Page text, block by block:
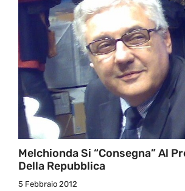
Melchionda Si “consegna” Al
Della Repubblica
5 Febbraio 2012